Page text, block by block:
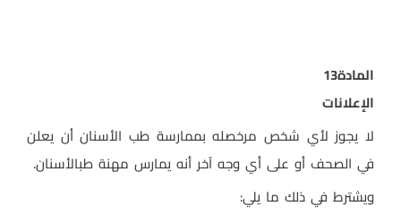
المادة13
الإعلانات
لا يجوز لأي شخص مرخصله بممارسة طب الأسنان أن يعلن
في الصحف أو على أي وجه آخر أنه يمارس مهنة طبالأسنان.
ويشترط في ذلك ما يلي: